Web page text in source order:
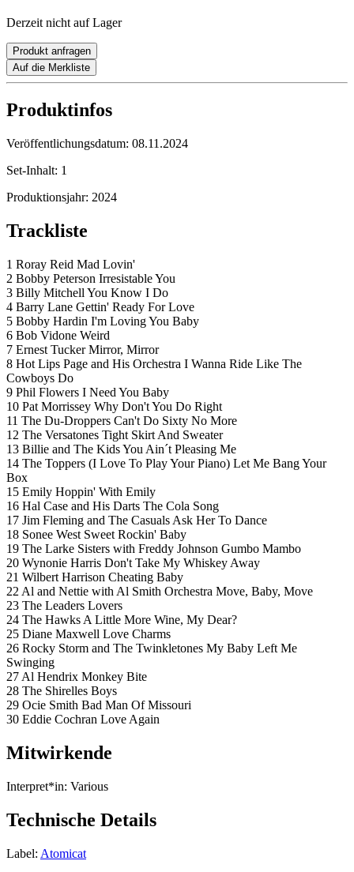
Derzeit nicht auf Lager
Produkt anfragen
Auf die Merkliste
Produktinfos
Veröffentlichungsdatum: 08.11.2024
Set-Inhalt: 1
Produktionsjahr: 2024
Trackliste
1 Roray Reid Mad Lovin'
2 Bobby Peterson Irresistable You
3 Billy Mitchell You Know I Do
4 Barry Lane Gettin' Ready For Love
5 Bobby Hardin I'm Loving You Baby
6 Bob Vidone Weird
7 Ernest Tucker Mirror, Mirror
8 Hot Lips Page and His Orchestra I Wanna Ride Like The
Cowboys Do
9 Phil Flowers I Need You Baby
10 Pat Morrissey Why Don't You Do Right
11 The Du-Droppers Can't Do Sixty No More
12 The Versatones Tight Skirt And Sweater
13 Billie and The Kids You Ain´t Pleasing Me
14 The Toppers (I Love To Play Your Piano) Let Me Bang Your
Box
15 Emily Hoppin' With Emily
16 Hal Case and His Darts The Cola Song
17 Jim Fleming and The Casuals Ask Her To Dance
18 Sonee West Sweet Rockin' Baby
19 The Larke Sisters with Freddy Johnson Gumbo Mambo
20 Wynonie Harris Don't Take My Whiskey Away
21 Wilbert Harrison Cheating Baby
22 Al and Nettie with Al Smith Orchestra Move, Baby, Move
23 The Leaders Lovers
24 The Hawks A Little More Wine, My Dear?
25 Diane Maxwell Love Charms
26 Rocky Storm and The Twinkletones My Baby Left Me
Swinging
27 Al Hendrix Monkey Bite
28 The Shirelles Boys
29 Ocie Smith Bad Man Of Missouri
30 Eddie Cochran Love Again
Mitwirkende
Interpret*in: Various
Technische Details
Label: Atomicat